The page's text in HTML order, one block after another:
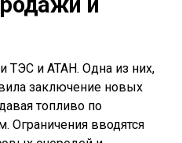
ТЭС и АТАН. Одна из них,
заключение новых
топливо по
вводятся